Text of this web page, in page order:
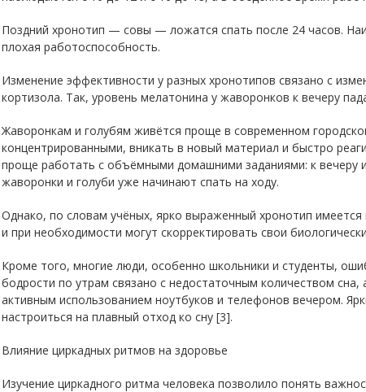
Поздний хронотип — совы — ложатся спать после 24 часов.
плохая работоспособность.
Изменение эффективности у разных хронотипов связано с
кортизола. Так, уровень мелатонина у жаворонков к вечеру
Жаворонкам и голубям живётся проще в современном
концентрированными, вникать в новый материал и быстро
проще работать с объёмными домашними заданиями: к вечеру
жаворонки и голуби уже начинают спать на ходу.
Однако, по словам учёных, ярко выраженный хронотип
и при необходимости могут скорректировать свои
Кроме того, многие люди, особенно школьники и студенты,
бодрости по утрам связано с недостаточным количеством
активным использованием ноутбуков и телефонов вечером.
настроиться на плавный отход ко сну [3].
Влияние циркадных ритмов на здоровье
Изучение циркадного ритма человека позволило понять